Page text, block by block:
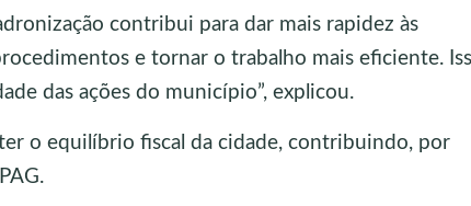
contribui para dar mais rapidez às
e tornar o trabalho mais eficiente.
das ações do município”, explicou.
o equilíbrio fiscal da cidade, contribuindo, por